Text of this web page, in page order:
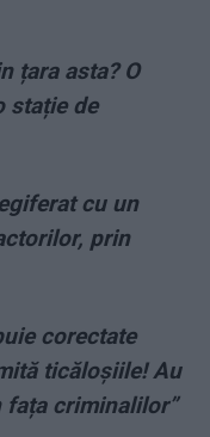
țara asta? O
stație de
cu un
prin
corectate
ticăloșiile! Au
fața criminalilor”